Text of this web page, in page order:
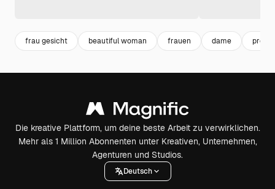
frau gesicht beautiful woman frauen dame pretty
Die kreative Plattform, um deine beste Arbeit zu verwirklichen.
Mehr als 1 Million Abonnenten unter Kreativen, Unternehmen,
Agenturen und Studios.
Deutsch